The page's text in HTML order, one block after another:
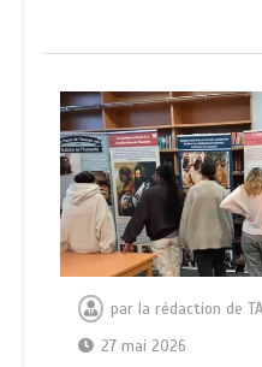
par la rédaction de
27 mai 2026